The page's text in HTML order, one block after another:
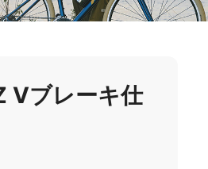
Vブレーキ仕